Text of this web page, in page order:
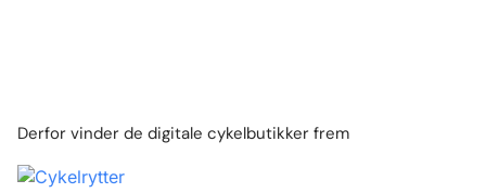
Derfor vinder de digitale cykelbutikker frem